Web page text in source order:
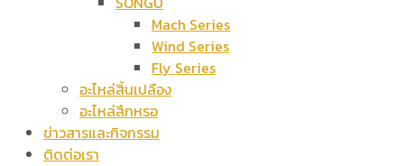
Mach Series
Wind Series
Fly Series
อะไหล่สิ้นเปลือง
อะไหล่สึกหรอ
ข่าวสารและกิจกรรม
ติดต่อเรา